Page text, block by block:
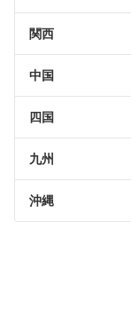
関西
中国
四国
九州
沖縄